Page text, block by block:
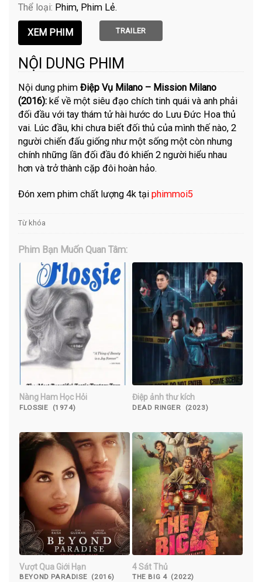
Thể loại: Phim Phim Lẻ
TRAILER
NỘI DUNG PHIM
Nội dung phimĐiệp Vụ Milano – Mission Milano
(2016): kể về một siêu đạo chích tinh quái và anh phải
đối đầu với tay thám tử hài hước do Lưu Đức Hoa thủ
vai. Lúc đầu, khi chưa biết đối thủ của mình thế nào, 2
người chiến đấu giống như một sống một còn nhưng
chính những lần đối đầu đó khiến 2 người hiểu nhau
hơn và trở thành cặp đôi hoàn hảo.
Đón xem phim chất lượng 4k tạiphimmoi5
Từ khóa
Phim Bạn Muốn Quan Tâm:
Nàng Ham Học Hỏi
FLOSSIE (1974)
Điệp ảnh thư kích
DEAD RINGER (2023)
Vượt Qua Giới Hạn
BEYOND PARADISE (2016)
4 Sát Thủ
THE BIG 4 (2022)